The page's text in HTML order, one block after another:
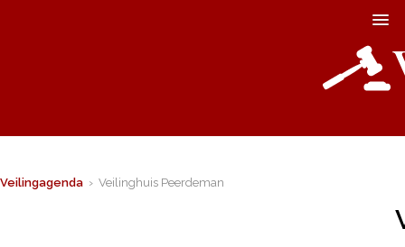
Veilingagenda › Veilinghuis Peerdeman